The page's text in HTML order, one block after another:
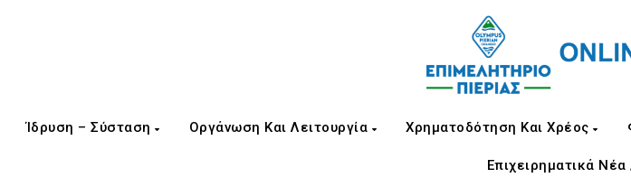
Ίδρυση – Σύσταση Οργάνωση Και Λειτουργία Χρηματοδότηση Και Χρέος
Επιχειρηματικά